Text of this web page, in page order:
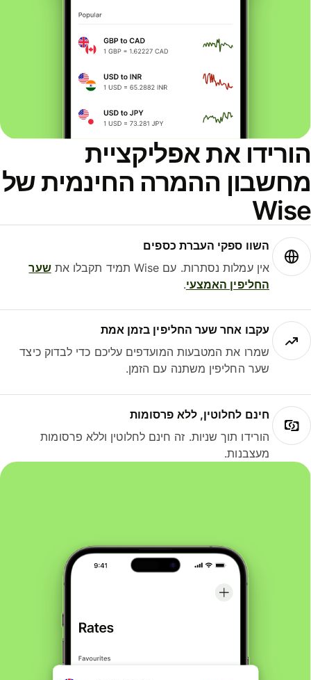
את אפליקציית
ההמרה החינמית של
השוו ספקי העברת כספים
אין עמלות נסתרות. עם Wise תמיד תקבלו את
שער
החליפין האמצעי.
עקבו אחר שער החליפין בזמן אמת
שמרו את המטבעות המועדפים עליכם כדי לבדוק כיצד
שער החליפין משתנה עם הזמן.
חינם לחלוטין, ללא פרסומות
הורידו תוך שניות. זה חינם לחלוטין וללא פרסומות
מעצבנות.